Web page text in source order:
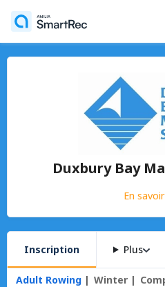
Duxbury Bay
En
Inscription Plus
Adult Rowing Winter